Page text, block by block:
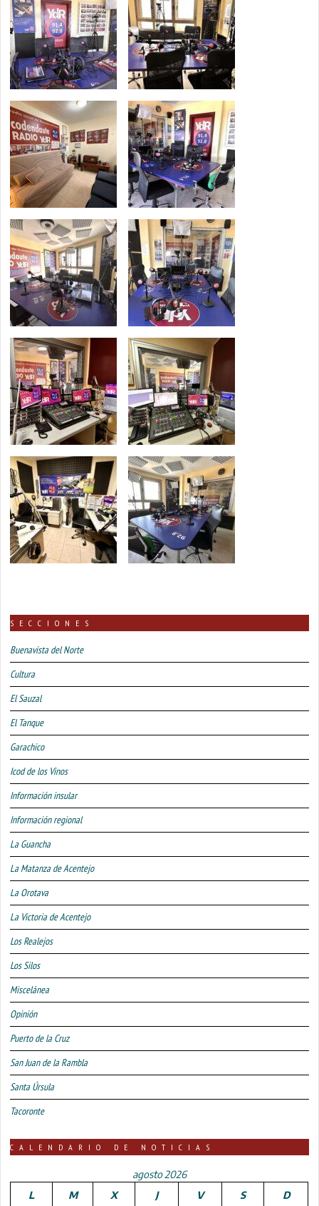
SECCIONES
Buenavista del Norte
Cultura
El Sauzal
El Tanque
Garachico
Icod de los Vinos
Información insular
Información regional
La Guancha
La Matanza de Acentejo
La Orotava
La Victoria de Acentejo
Los Realejos
Los Silos
Miscelánea
Opinión
Puerto de la Cruz
San Juan de la Rambla
Santa Úrsula
Tacoronte
CALENDARIO DE NOTICIAS
agosto 2026
L
M X J V S D